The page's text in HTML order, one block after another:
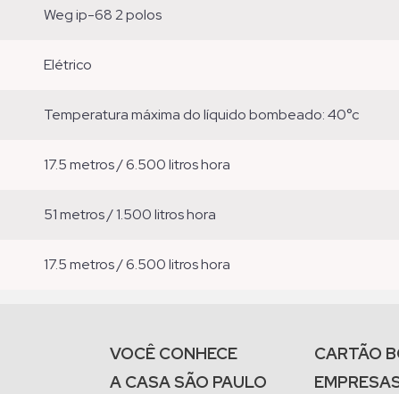
weg ip-68 2 polos
elétrico
temperatura máxima do líquido bombeado: 40°c
17.5 metros / 6.500 litros hora
51 metros / 1.500 litros hora
17.5 metros / 6.500 litros hora
VOCÊ CONHECE
A CASA SÃO PAULO
CARTÃO